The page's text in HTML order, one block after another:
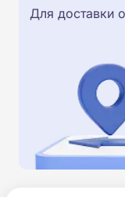
Для доставки